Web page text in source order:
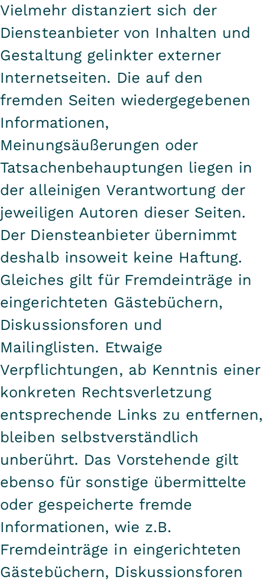
Vielmehr distanziert sich der
Diensteanbieter von Inhalten und
Gestaltung gelinkter externer
Internetseiten. Die auf den
fremden Seiten wiedergegebenen
Informationen,
Meinungsäußerungen oder
Tatsachenbehauptungen liegen in
der alleinigen Verantwortung der
jeweiligen Autoren dieser Seiten.
Der Diensteanbieter übernimmt
deshalb insoweit keine Haftung.
Gleiches gilt für Fremdeinträge in
eingerichteten Gästebüchern,
Diskussionsforen und
Mailinglisten. Etwaige
Verpflichtungen, ab Kenntnis einer
konkreten Rechtsverletzung
entsprechende Links zu entfernen,
bleiben selbstverständlich
unberührt. Das Vorstehende gilt
ebenso für sonstige übermittelte
oder gespeicherte fremde
Informationen, wie z.B.
Fremdeinträge in eingerichteten
Gästebüchern, Diskussionsforen